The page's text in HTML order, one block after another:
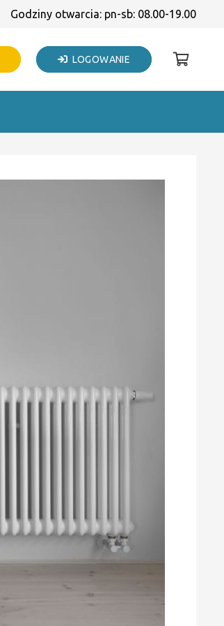
Godziny otwarcia: pn-sb: 08.00-19.00
LOGOWANIE